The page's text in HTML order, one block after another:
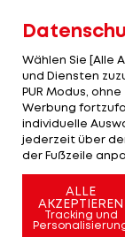
Hartberger
nicht aus
Nach dem
Hartberger,
auf die
einem
danach
Wählen Sie [Alle
und Diensten
PUR Modus,
Werbung
individuelle
jederzeit über
der Fußzeile
ALLE
AKZEPTIEREN
Tracking und